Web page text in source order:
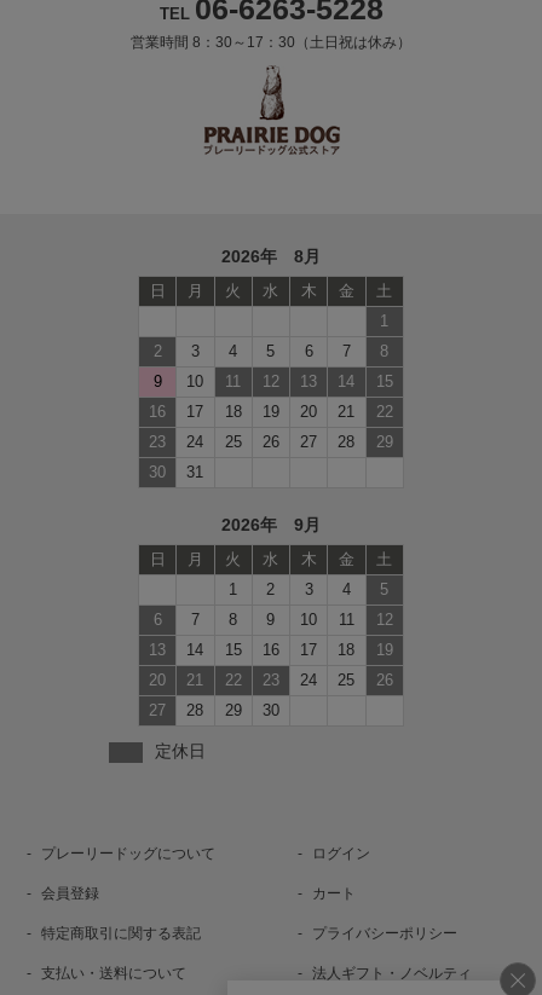
TEL 06-6263-5228
営業時間 8：30～17：30（土日祝は休み）
2026年 8月
日 月 火 水 木 金
土
1
2
3 4 5 6 7
8
9
10 11 12 13 14
15
16
17 18 19 20 21
22
23
24 25 26 27 28
29
30
31
2026年 9月
日 月 火 水 木 金
土
1
2 3 4
5
6
7 8 9 10 11
12
13
14 15 16 17 18
19
20
21 22 23 24 25
26
27
28 29 30
定休日
プレーリードッグについて ログイン
会員登録 カート
特定商取引に関する表記 プライバシーポリシー
支払い・送料について 法人ギフト・ノベルティ